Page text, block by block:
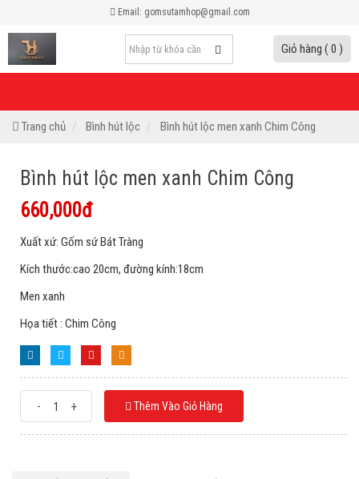
Email: gomsutamhop@gmail.com
Giỏ hàng ( 0 )
Trang chủ Bình hút lộc Bình hút lộc men xanh Chim Công
Bình hút lộc men xanh Chim Công
660,000đ
Xuất xứ: Gốm sứ Bát Tràng
Kích thước:cao 20cm, đường kính:18cm
Men xanh
Họa tiết : Chim Công
- + Thêm Vào Giỏ Hàng